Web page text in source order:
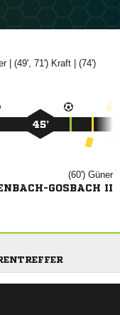
| (49', 71')  | (74')
45’
(60') 
GOSBACH II